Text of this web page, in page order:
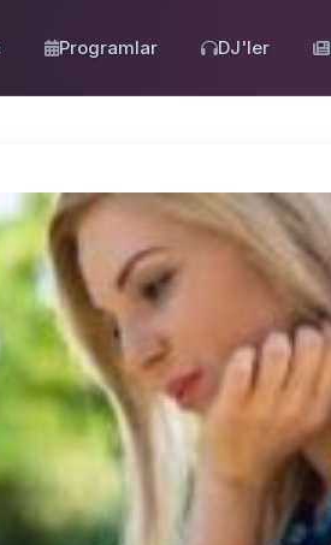
Programlar DJ'ler